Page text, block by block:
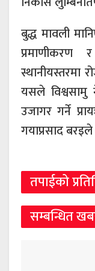
बुद्ध मावली
प्रमाणीकरण
स्थानीयस्तरमा
यसले विश्वसामु
उजागर गर्ने
गयाप्रसाद
तपाईको
सम्बन्धित